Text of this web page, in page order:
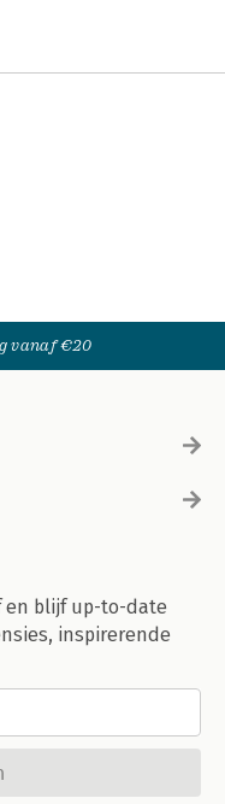
vanaf €20
en blijf up-to-date
inspirerende